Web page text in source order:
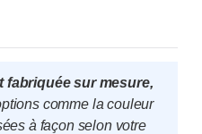
fabriquée sur mesure,
comme la couleur
à façon selon votre